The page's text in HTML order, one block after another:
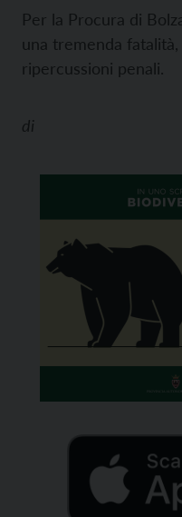
Per la Procura di
una tremenda
ripercussioni penali.
di